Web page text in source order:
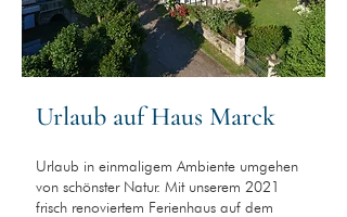
Urlaub auf Haus Marck
Urlaub in einmaligem Ambiente umgehen
von schönster Natur. Mit unserem 2021
frisch renoviertem Ferienhaus auf dem